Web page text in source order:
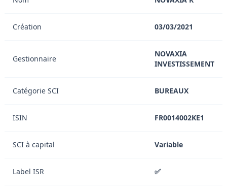
Création 03/03/2021
Gestionnaire
NOVAXIA
INVESTISSEMENT
Catégorie SCI BUREAUX
ISIN FR0014002KE1
SCI à capital Variable
Label ISR ✅